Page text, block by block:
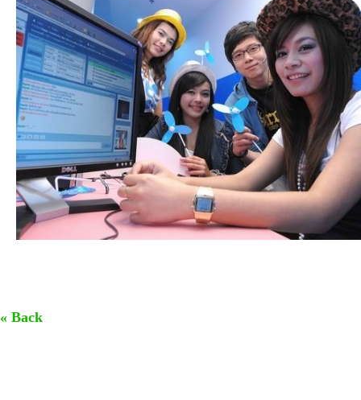
« Back